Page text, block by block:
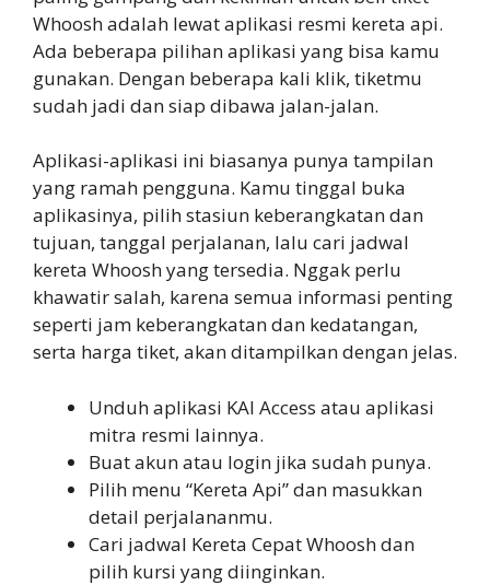
Whoosh adalah lewat aplikasi resmi kereta api.
Ada beberapa pilihan aplikasi yang bisa kamu
gunakan. Dengan beberapa kali klik, tiketmu
sudah jadi dan siap dibawa jalan-jalan.
Aplikasi-aplikasi ini biasanya punya tampilan
yang ramah pengguna. Kamu tinggal buka
aplikasinya, pilih stasiun keberangkatan dan
tujuan, tanggal perjalanan, lalu cari jadwal
kereta Whoosh yang tersedia. Nggak perlu
khawatir salah, karena semua informasi penting
seperti jam keberangkatan dan kedatangan,
serta harga tiket, akan ditampilkan dengan jelas.
Unduh aplikasi KAI Access atau aplikasi
mitra resmi lainnya.
Buat akun atau login jika sudah punya.
Pilih menu “Kereta Api” dan masukkan
detail perjalananmu.
Cari jadwal Kereta Cepat Whoosh dan
pilih kursi yang diinginkan.